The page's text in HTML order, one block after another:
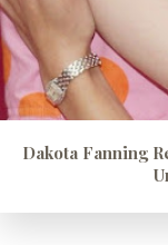
Dakota Fanning